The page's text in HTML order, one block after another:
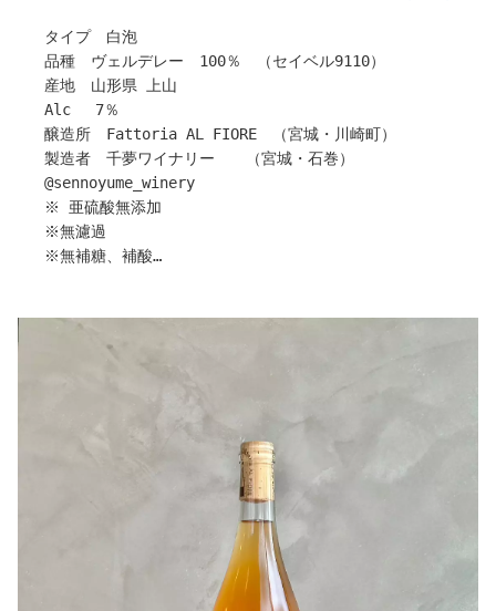
作り手さんから
〇醸造について
補糖や補酸、酸化防止剤など、すべての添加物は一切なし
〇味わいについて
完熟したネオマスカットの華やかな香り、摘房したデラウ
ェアとシャルドネからは白ワインに欠かせないすっきりと
したクリアな酸が程よく感じられます。
スチューベンのブランド・ノ・ワールのflavorが、全て
の構成要素をバランスよくまとめ、
〇仕上がりについて
摘房デラウエアからはじまり、完熟した葡萄。
すべてが重なり合うまで、ゆっくりと手をかけることでよ
り一層まろやかさも加わり、琥珀色に輝く爽やかなワイン
に仕上がりました。
「彩-Sai-」と「空-Sora-」は同じセパージュでも香り
や、味わいが異なるので比べてみるのもおすすめです。
◎ゲンキが２倍もらえるような不思議なワインです。
タイプ 白泡
品種 ヴェルデレー 100％ （セイベル9110）
産地 山形県 上山
Alc 7％
醸造所 Fattoria AL FIORE （宮城・川崎町）
製造者 千夢ワイナリー （宮城・石巻）
@sennoyume_winery
※ 亜硫酸無添加
※無濾過
※無補糖、補酸
味わいは酸味とコク、旨味がバランスよく、気泡はきめ細
より品種の個性を感じる事が出来ます！
食事は選ばず、前菜からメインまで楽しめるオススメの一
お誕生日や特別な日の贈り物に是非ご利用ください(^^)
【千夢ワイナリー】について
千夢ワイナリーさんは宮城県石巻市にて2024年のワイナリ